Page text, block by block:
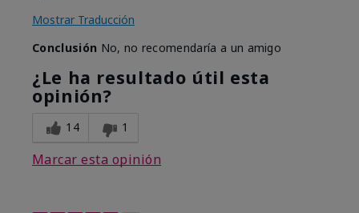
Mostrar Traducción
Conclusión No, no recomendaría a un amigo
¿Le ha resultado útil esta
opinión?
14 1
Marcar esta opinión